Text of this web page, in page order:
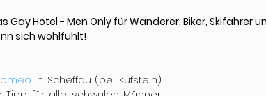
Gay Hotel - Men Only für Wanderer, Biker, Skifahrer
sich wohlfühlt!
in Scheffau (bei Kufstein)